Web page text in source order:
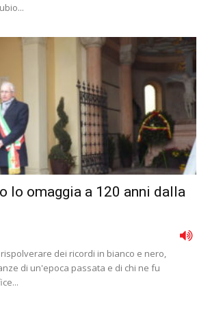
lo omaggia a 120 anni dalla
dei ricordi in bianco e nero,
di un'epoca passata e di chi ne fu